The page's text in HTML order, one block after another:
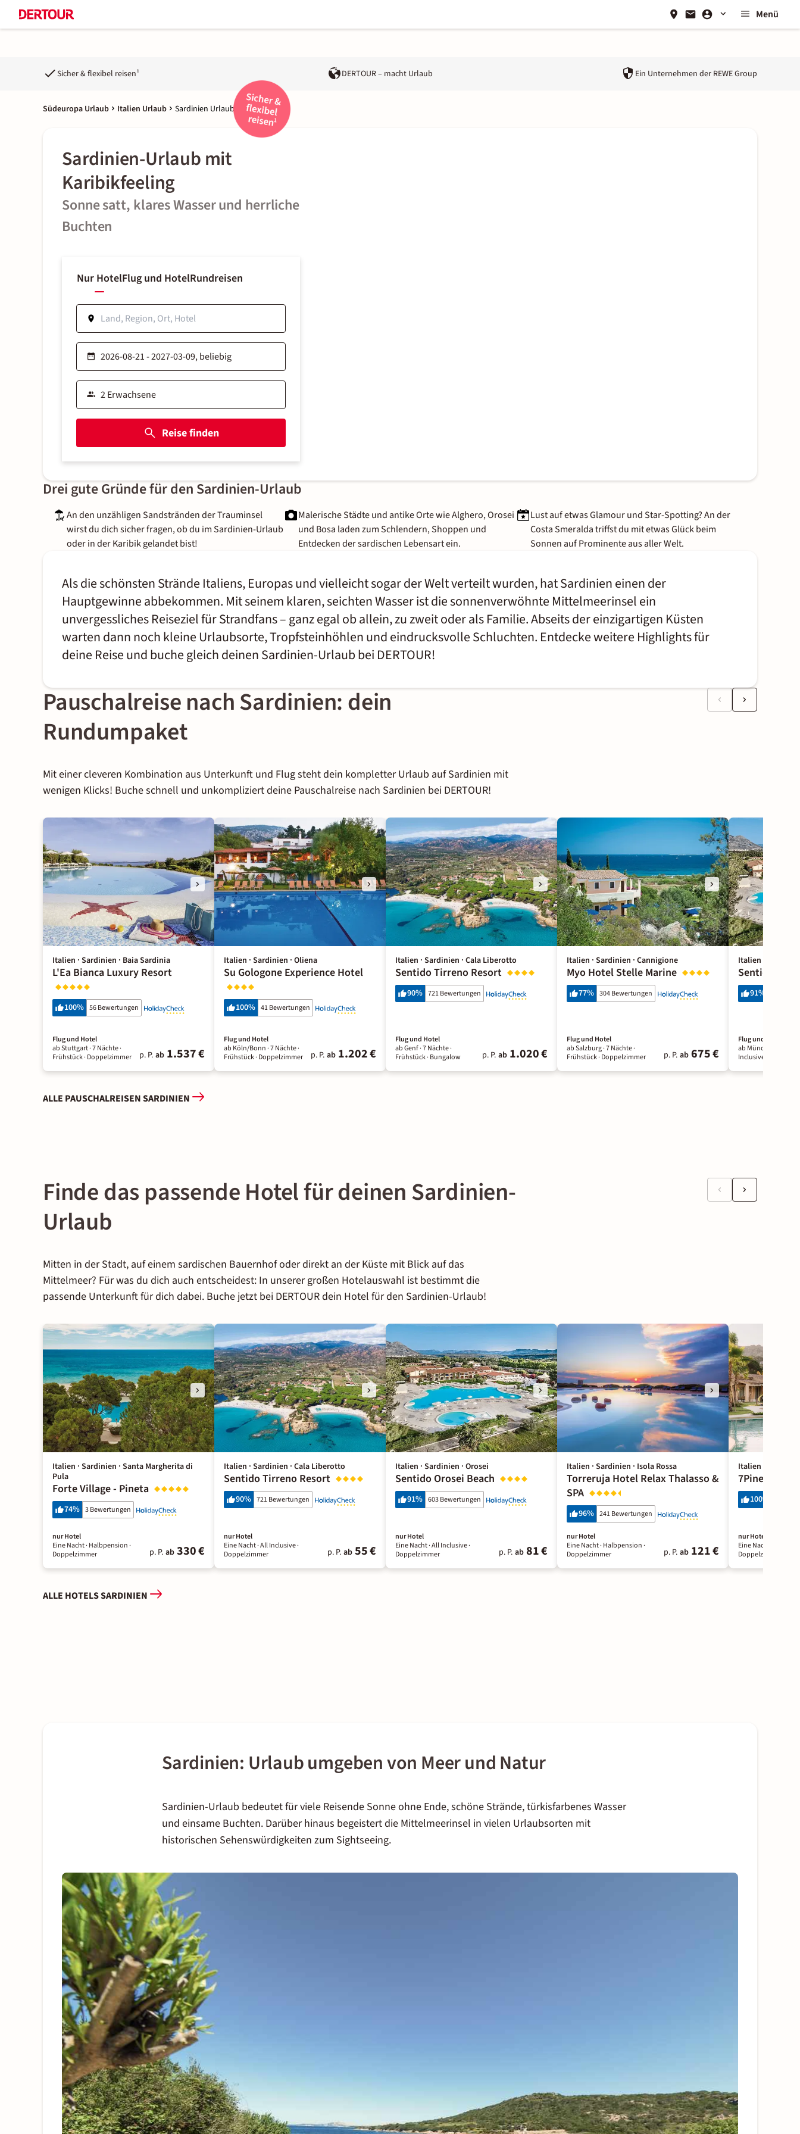
Menü
Sicher & flexibel reisen¹ DERTOUR – macht Urlaub Ein Unternehmen der REWE Group
Südeuropa Urlaub Italien Urlaub Sardinien Urlaub
Sardinien-Urlaub mit
Karibikfeeling
Sonne satt, klares Wasser und herrliche
Buchten
Nur HotelFlug und HotelRundreisen
Reise finden
Drei gute Gründe für den Sardinien-Urlaub
An den unzähligen Sandstränden der Trauminsel
wirst du dich sicher fragen, ob du im Sardinien-Urlaub
oder in der Karibik gelandet bist!
Malerische Städte und antike Orte wie Alghero, Orosei
und Bosa laden zum Schlendern, Shoppen und
Entdecken der sardischen Lebensart ein.
Lust auf etwas Glamour und Star-Spotting? An der
Costa Smeralda triffst du mit etwas Glück beim
Sonnen auf Prominente aus aller Welt.
Als die schönsten Strände Italiens, Europas und vielleicht sogar der Welt verteilt wurden, hat Sardinien einen der
Hauptgewinne abbekommen. Mit seinem klaren, seichten Wasser ist die sonnenverwöhnte Mittelmeerinsel ein
unvergessliches Reiseziel für Strandfans – ganz egal ob allein, zu zweit oder als Familie. Abseits der einzigartigen Küsten
warten dann noch kleine Urlaubsorte, Tropfsteinhöhlen und eindrucksvolle Schluchten. Entdecke weitere Highlights für
deine Reise und buche gleich deinen Sardinien-Urlaub bei DERTOUR!
Pauschalreise nach Sardinien: dein
Rundumpaket
Mit einer cleveren Kombination aus Unterkunft und Flug steht dein kompletter Urlaub auf Sardinien mit
wenigen Klicks! Buche schnell und unkompliziert deine Pauschalreise nach Sardinien bei DERTOUR!
Italien · Sardinien · Baia Sardinia
L'Ea Bianca Luxury Resort
100% 56 Bewertungen
Flug und Hotel
ab Stuttgart ·7 Nächte·
Frühstück· Doppelzimmer p. P. ab 1.537 €
Italien · Sardinien · Oliena
Su Gologone Experience Hotel
100% 41 Bewertungen
Flug und Hotel
ab Köln/Bonn ·7 Nächte·
Frühstück· Doppelzimmer p. P. ab 1.202 €
Italien · Sardinien · Cala Liberotto
Sentido Tirreno Resort
90% 721 Bewertungen
Flug und Hotel
ab Genf ·7 Nächte·
Frühstück· Bungalow p. P. ab 1.020 €
Italien · Sardinien · Cannigione
Myo Hotel Stelle Marine
77% 304 Bewertungen
Flug und Hotel
ab Salzburg ·7 Nächte·
Frühstück· Doppelzimmer p. P. ab 675 €
Italien ·
Sentido
91%
Flug und Hotel
ab München ·
Inclusive
ALLE PAUSCHALREISEN SARDINIEN
Finde das passende Hotel für deinen Sardinien-
Urlaub
Mitten in der Stadt, auf einem sardischen Bauernhof oder direkt an der Küste mit Blick auf das
Mittelmeer? Für was du dich auch entscheidest: In unserer großen Hotelauswahl ist bestimmt die
passende Unterkunft für dich dabei. Buche jetzt bei DERTOUR dein Hotel für den Sardinien-Urlaub!
Italien · Sardinien · Santa Margherita di
Pula
Forte Village - Pineta
74% 3 Bewertungen
nur Hotel
Eine Nacht· Halbpension·
Doppelzimmer
p. P. ab 330 €
Italien · Sardinien · Cala Liberotto
Sentido Tirreno Resort
90% 721 Bewertungen
nur Hotel
Eine Nacht· All Inclusive·
Doppelzimmer
p. P. ab 55 €
Italien · Sardinien · Orosei
Sentido Orosei Beach
91% 603 Bewertungen
nur Hotel
Eine Nacht· All Inclusive·
Doppelzimmer
p. P. ab 81 €
Italien · Sardinien · Isola Rossa
Torreruja Hotel Relax Thalasso &
SPA
96% 241 Bewertungen
nur Hotel
Eine Nacht· Halbpension·
Doppelzimmer
p. P. ab 121 €
Italien ·
7Pines
100%
nur Hotel
Eine Nacht
Doppelzimmer
ALLE HOTELS SARDINIEN
Sardinien: Urlaub umgeben von Meer und Natur
Sardinien-Urlaub bedeutet für viele Reisende Sonne ohne Ende, schöne Strände, türkisfarbenes Wasser
und einsame Buchten. Darüber hinaus begeistert die Mittelmeerinsel in vielen Urlaubsorten mit
historischen Sehenswürdigkeiten zum Sightseeing.